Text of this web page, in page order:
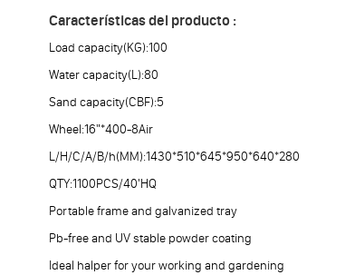
Características del producto :
Load capacity(KG):100
Water capacity(L):80
Sand capacity(CBF):5
Wheel:16"*400-8Air
L/H/C/A/B/h(MM):1430*510*645*950*640*280
QTY:1100PCS/40'HQ
Portable frame and galvanized tray
Pb-free and UV stable powder coating
Ideal halper for your working and gardening